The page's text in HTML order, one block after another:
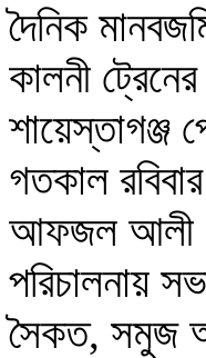
দৈনিক
কালনী
শায়েস্তাগঞ্জ
গতকাল
আফজল আলী
পরিচালনায়
সৈকত, সমুজ